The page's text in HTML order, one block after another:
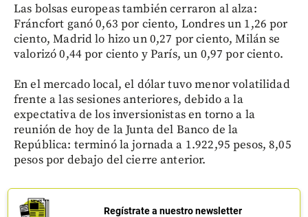
Las bolsas europeas también cerraron al alza:
Fráncfort ganó 0,63 por ciento, Londres un 1,26 por
ciento, Madrid lo hizo un 0,27 por ciento, Milán se
valorizó 0,44 por ciento y París, un 0,97 por ciento.
En el mercado local, el dólar tuvo menor volatilidad
frente a las sesiones anteriores, debido a la
expectativa de los inversionistas en torno a la
reunión de hoy de la Junta del Banco de la
República: terminó la jornada a 1.922,95 pesos, 8,05
pesos por debajo del cierre anterior.
Regístrate a nuestro newsletter